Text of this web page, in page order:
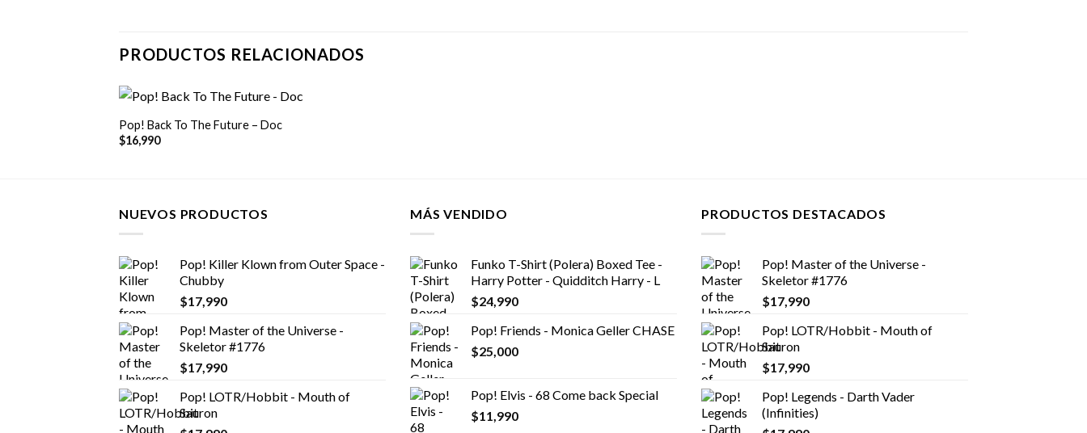
PRODUCTOS RELACIONADOS
+
Pop! Back To The Future – Doc
$16,990
NUEVOS PRODUCTOS
Pop! Killer Klown from Outer Space -
Chubby
$17,990
Pop! Master of the Universe -
Skeletor #1776
$17,990
Pop! LOTR/Hobbit - Mouth of
Sauron
MÁS VENDIDO
Funko T-Shirt (Polera) Boxed Tee -
Harry Potter - Quidditch Harry - L
$24,990
Pop! Friends - Monica Geller CHASE
$25,000
Pop! Elvis - 68 Come back Special
$11,990
PRODUCTOS DESTACADOS
Pop! Master of the Universe -
Skeletor #1776
$17,990
Pop! LOTR/Hobbit - Mouth of
Sauron
$17,990
Pop! Legends - Darth Vader
(Infinities)